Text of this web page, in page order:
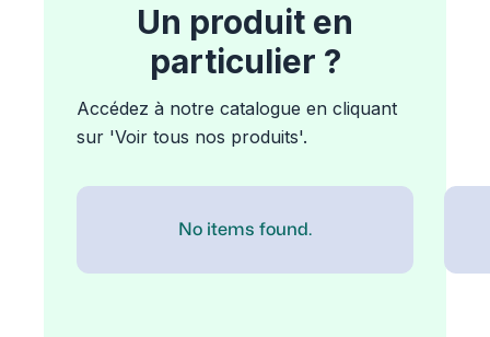
Un produit en
particulier ?
Accédez à notre catalogue en cliquant
sur 'Voir tous nos produits'.
No items found.